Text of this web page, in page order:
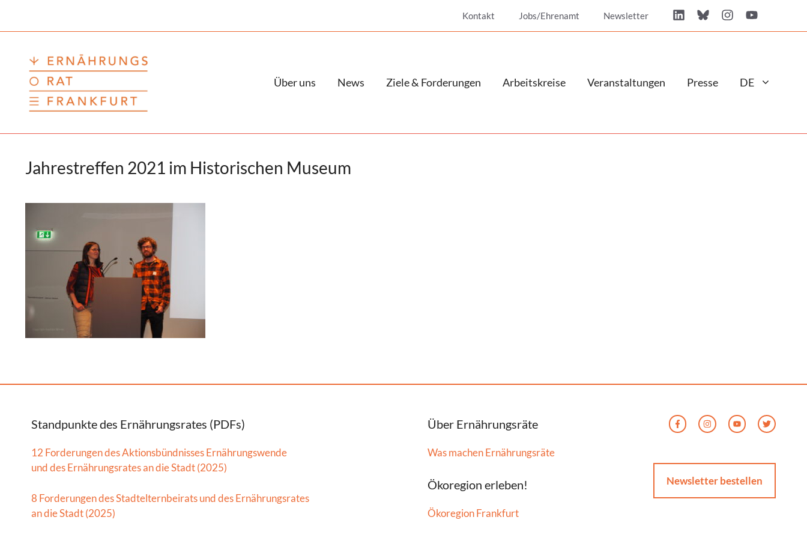
Kontakt Jobs/Ehrenamt Newsletter
Über uns News Ziele & Forderungen Arbeitskreise Veranstaltungen Presse DE
Jahrestreffen 2021 im Historischen Museum
Standpunkte des Ernährungsrates (PDFs)
12 Forderungen des Aktionsbündnisses Ernährungswende
und des Ernährungsrates an die Stadt (2025)
8 Forderungen des Stadtelternbeirats und des Ernährungsrates
an die Stadt (2025)
Über Ernährungsräte
Was machen Ernährungsräte
Ökoregion erleben!
Ökoregion Frankfurt
Newsletter bestellen